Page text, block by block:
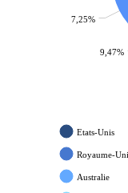
9,47%
7,25%
Etats-Unis
Royaume-Uni
Australie